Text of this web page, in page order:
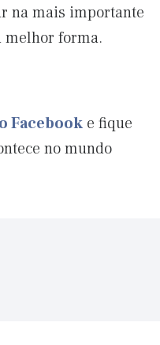
na mais importante
melhor forma.
Facebook e fique
no mundo